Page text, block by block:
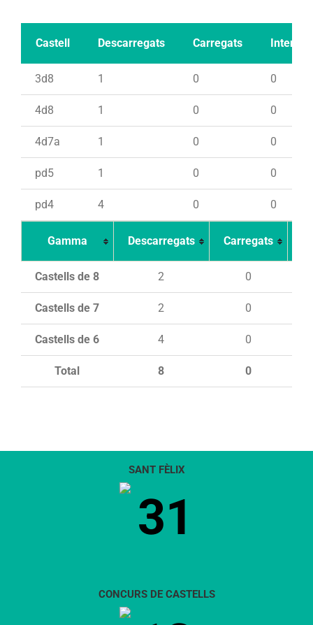
Castell Descarregats Carregats Intents
3d8 1 0 0
4d8 1 0 0
4d7a 1 0 0
pd5 1 0 0
pd4 4 0 0
Gamma Descarregats Carregats
Total 8 0
Castells de 8 2 0
Castells de 7 2 0
Castells de 6 4 0
SANT FÈLIX
31
CONCURS DE CASTELLS